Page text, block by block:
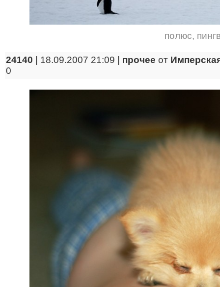
полюс,
24140 | 18.09.2007 21:09 | прочее от
0